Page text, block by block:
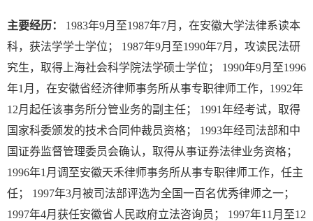
主要经历：
1983年9月至1987年7月，在安徽大学法律系读本
科，获法学学士学位； 1987年9月至1990年7月，攻读民法研
究生，取得上海社会科学院法学硕士学位； 1990年9月至1996
年1月，在安徽省经济律师事务所从事专职律师工作，1992年
12月起任该事务所分管业务的副主任； 1991年经考试，取得
国家科委颁发的技术合同仲裁员资格； 1993年经司法部和中
国证券监督管理委员会确认，取得从事证券法律业务资格；
1996年1月调至安徽天禾律师事务所从事专职律师工作，任主
任； 1997年3月被司法部评选为全国一百名优秀律师之一；
1997年4月获任安徽省人民政府立法咨询员； 1997年11月至12